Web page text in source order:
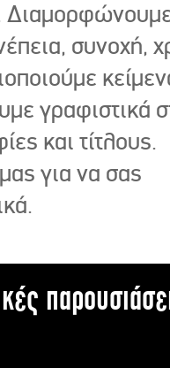
συνοχή,
γραφιστικά
και τίτλους.
για να σας